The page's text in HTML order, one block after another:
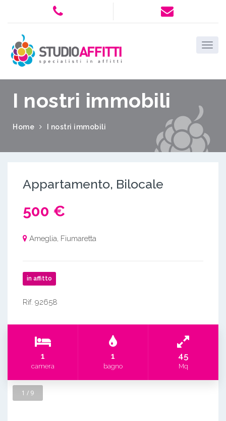
I nostri immobili
Home I nostri immobili
Appartamento, Bilocale
500 €
Ameglia, Fiumaretta
in affitto
Rif. 92658
1
camera
1
bagno
45
Mq
1 / 9